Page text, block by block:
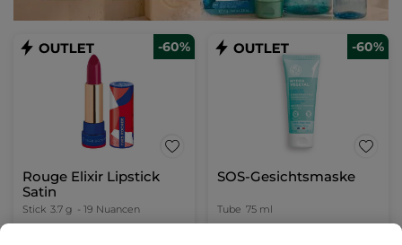
-60%
Rouge Elixir Lipstick
Satin
Stick 3.7 g - 19 Nuancen
-60%
SOS-Gesichtsmaske
Tube 75 ml